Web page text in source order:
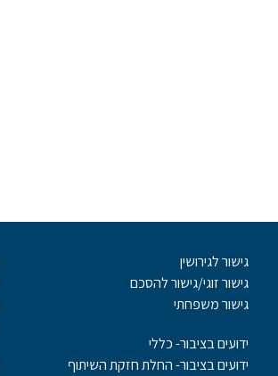
גישור לגירושין
גישור זוגי/גישור להסכם
גישור משפחתי
ידועים בציבור- כללי
ידועים בציבור- החלת חזקת השיתוף